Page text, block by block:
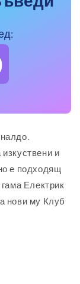
и
е подходящ
Електрик
нови му Клуб